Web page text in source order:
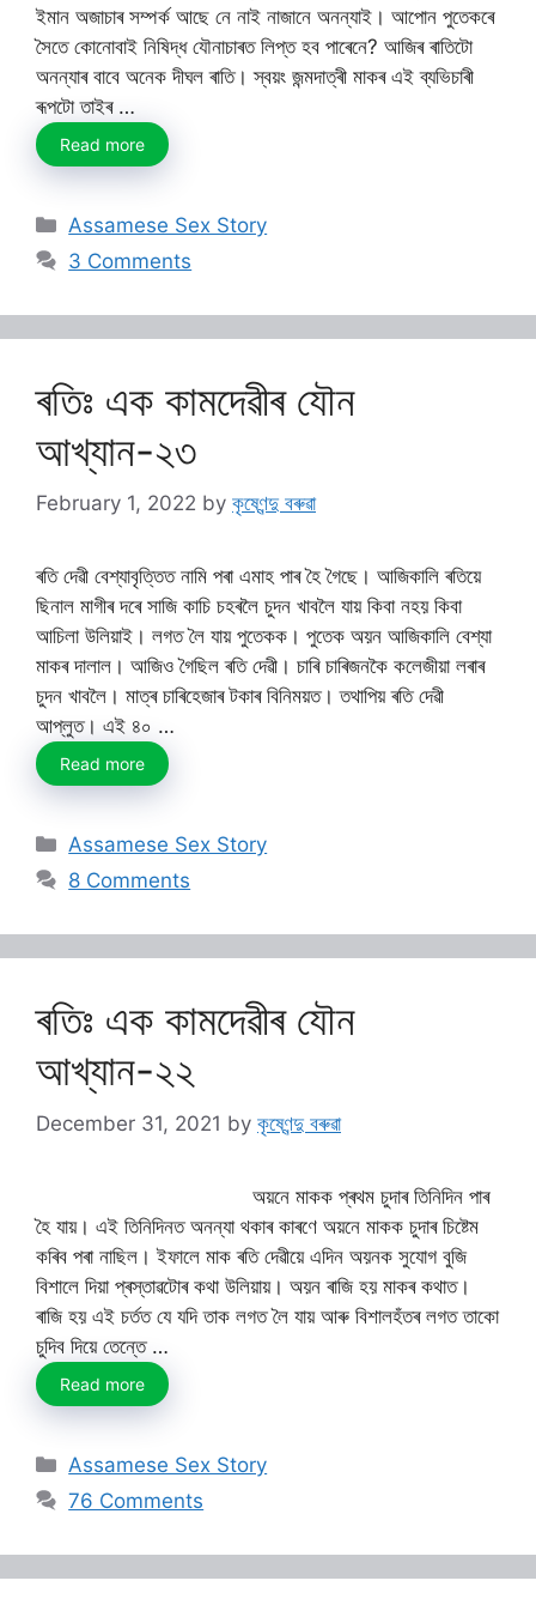
ইমান অজাচাৰ সম্পৰ্ক আছে নে নাই নাজানে অনন্যাই। আপোন পুতেকৰে
সৈতে কোনোবাই নিষিদ্ধ যৌনাচাৰত লিপ্ত হব পাৰেনে? আজিৰ ৰাতিটো
অনন্যাৰ বাবে অনেক দীঘল ৰাতি। স্বয়ং জন্মদাত্ৰী মাকৰ এই ব্যভিচাৰী
ৰূপটো তাইৰ …
Read more
Categories
Assamese Sex Story
3 Comments
ৰতিঃ এক কামদেৱীৰ যৌন
আখ্যান-২৩
February 1, 2022 by কৃষ্ণেন্দু বৰুৱা
ৰতি দেৱী বেশ্যাবৃত্তিত নামি পৰা এমাহ পাৰ হৈ গৈছে। আজিকালি ৰতিয়ে
ছিনাল মাগীৰ দৰে সাজি কাচি চহৰলৈ চুদন খাবলৈ যায় কিবা নহয় কিবা
আচিলা উলিয়াই। লগত লৈ যায় পুতেকক। পুতেক অয়ন আজিকালি বেশ্যা
মাকৰ দালাল। আজিও গৈছিল ৰতি দেৱী। চাৰি চাৰিজনকৈ কলেজীয়া লৰাৰ
চুদন খাবলৈ। মাত্ৰ চাৰিহেজাৰ টকাৰ বিনিময়ত। তথাপিয় ৰতি দেৱী
আপ্লুত। এই ৪০ …
Read more
Categories
Assamese Sex Story
8 Comments
ৰতিঃ এক কামদেৱীৰ যৌন
আখ্যান-২২
December 31, 2021 by কৃষ্ণেন্দু বৰুৱা
অয়নে মাকক প্ৰথম চুদাৰ তিনিদিন পাৰ
হৈ যায়। এই তিনিদিনত অনন্যা থকাৰ কাৰণে অয়নে মাকক চুদাৰ চিষ্টেম
কৰিব পৰা নাছিল। ইফালে মাক ৰতি দেৱীয়ে এদিন অয়নক সুযোগ বুজি
বিশালে দিয়া প্ৰস্তাৱটোৰ কথা উলিয়ায়। অয়ন ৰাজি হয় মাকৰ কথাত।
ৰাজি হয় এই চৰ্তত যে যদি তাক লগত লৈ যায় আৰু বিশালহঁতৰ লগত তাকো
চুদিব দিয়ে তেন্তে …
Read more
Categories
Assamese Sex Story
76 Comments